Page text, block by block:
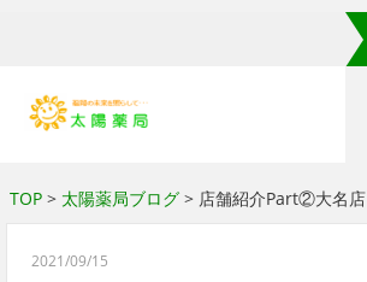
TOP> 太陽薬局ブログ> 店舗紹介Part②大名店
2021/09/15